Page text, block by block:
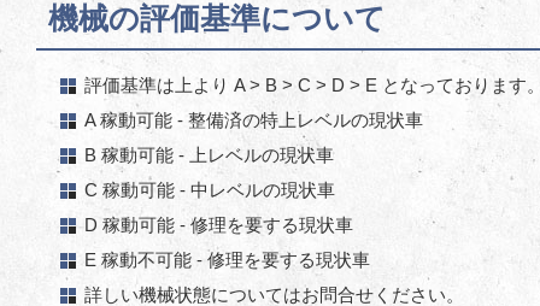
機械の評価基準について
評価基準は上より A > B > C > D > E となっております
A 稼動可能 - 整備済の特上レベルの現状車
B 稼動可能 - 上レベルの現状車
C 稼動可能 - 中レベルの現状車
D 稼動可能 - 修理を要する現状車
E 稼動不可能 - 修理を要する現状車
詳しい機械状態についてはお問合せください。